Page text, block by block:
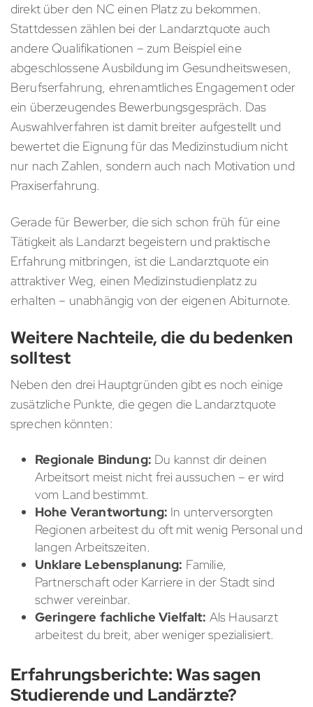
direkt über den NC einen Platz zu bekommen.
Stattdessen zählen bei der Landarztquote auch
andere Qualifikationen – zum Beispiel eine
abgeschlossene Ausbildung im Gesundheitswesen,
Berufserfahrung, ehrenamtliches Engagement oder
ein überzeugendes Bewerbungsgespräch. Das
Auswahlverfahren ist damit breiter aufgestellt und
bewertet die Eignung für das Medizinstudium nicht
nur nach Zahlen, sondern auch nach Motivation und
Praxiserfahrung.
Gerade für Bewerber, die sich schon früh für eine
Tätigkeit als Landarzt begeistern und praktische
Erfahrung mitbringen, ist die Landarztquote ein
attraktiver Weg, einen Medizinstudienplatz zu
erhalten – unabhängig von der eigenen Abiturnote.
Weitere Nachteile, die du bedenken
solltest
Neben den drei Hauptgründen gibt es noch einige
zusätzliche Punkte, die gegen die Landarztquote
sprechen könnten:
Regionale Bindung: Du kannst dir deinen
Arbeitsort meist nicht frei aussuchen – er wird
vom Land bestimmt.
Hohe Verantwortung: In unterversorgten
Regionen arbeitest du oft mit wenig Personal und
langen Arbeitszeiten.
Unklare Lebensplanung: Familie,
Partnerschaft oder Karriere in der Stadt sind
schwer vereinbar.
Geringere fachliche Vielfalt: Als Hausarzt
arbeitest du breit, aber weniger spezialisiert.
Erfahrungsberichte: Was sagen
Studierende und Landärzte?